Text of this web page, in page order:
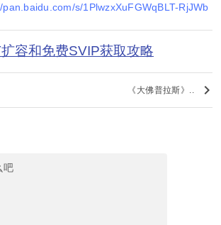
pan.baidu.com/s/1PlwzxXuFGWqBLT-RjJWb
容和免费SVIP获取攻略
《大佛普拉斯》.. keyboard_arrow_right